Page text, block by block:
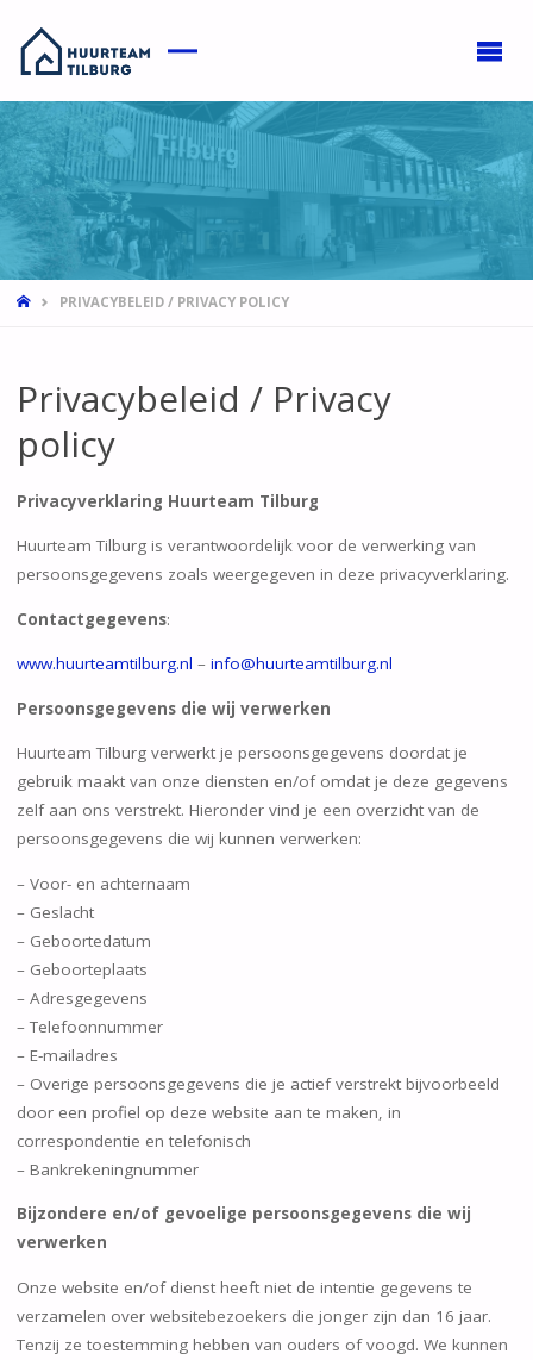
HOMEPRIVACYBELEID / PRIVACY POLICY
Privacybeleid / Privacy
policy
Privacyverklaring Huurteam Tilburg
Huurteam Tilburg is verantwoordelijk voor de verwerking van
persoonsgegevens zoals weergegeven in deze privacyverklaring.
Contactgegevens:
www.huurteamtilburg.nl – info@huurteamtilburg.nl
Persoonsgegevens die wij verwerken
Huurteam Tilburg verwerkt je persoonsgegevens doordat je
gebruik maakt van onze diensten en/of omdat je deze gegevens
zelf aan ons verstrekt. Hieronder vind je een overzicht van de
persoonsgegevens die wij kunnen verwerken:
– Voor- en achternaam
– Geslacht
– Geboortedatum
– Geboorteplaats
– Adresgegevens
– Telefoonnummer
– E-mailadres
– Overige persoonsgegevens die je actief verstrekt bijvoorbeeld
door een profiel op deze website aan te maken, in
correspondentie en telefonisch
– Bankrekeningnummer
Bijzondere en/of gevoelige persoonsgegevens die wij
verwerken
Onze website en/of dienst heeft niet de intentie gegevens te
verzamelen over websitebezoekers die jonger zijn dan 16 jaar.
Tenzij ze toestemming hebben van ouders of voogd. We kunnen